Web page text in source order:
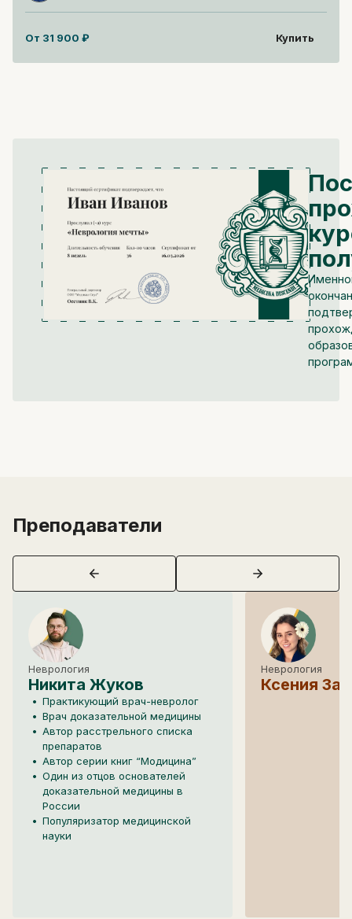
От 31 900 ₽ Купить
Преподаватели
Неврология
Никита Жуков
Практикующий врач-невролог
Врач доказательной медицины
Автор расстрельного списка
препаратов
Автор серии книг “Модицина”
Один из отцов основателей
доказательной медицины в
России
Популяризатор медицинской
науки
Неврология
Ксения